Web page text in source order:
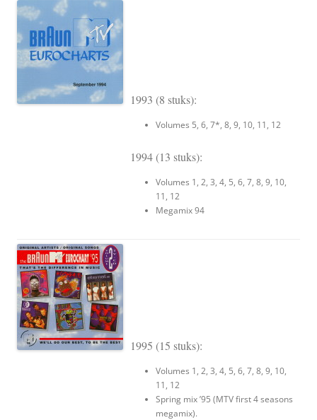
1993 (8 stuks):
Volumes 5, 6, 7*, 8, 9, 10, 11, 12
1994 (13 stuks):
Volumes 1, 2, 3, 4, 5, 6, 7, 8, 9, 10,
11, 12
Megamix 94
1995 (15 stuks):
Volumes 1, 2, 3, 4, 5, 6, 7, 8, 9, 10,
11, 12
Spring mix ’95 (MTV first 4 seasons
megamix).